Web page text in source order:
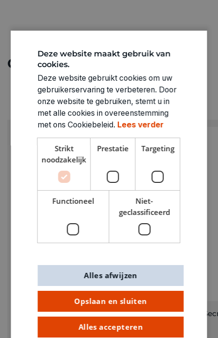
Ontdek meer
Brain Busters geschenkdoos met 8
verschillende uitdagingen
Deze website maakt gebruik van
cookies.
Deze website gebruikt cookies om uw
gebruikerservaring te verbeteren. Door
onze website te gebruiken, stemt u in
met alle cookies in overeenstemming
met ons Cookiebeleid. Lees verder
Strikt
noodzakelijk
Prestatie Targeting
Functioneel
Niet-
geclassificeerd
Opslaan en sluiten
Alles accepteren
Alles afwijzen